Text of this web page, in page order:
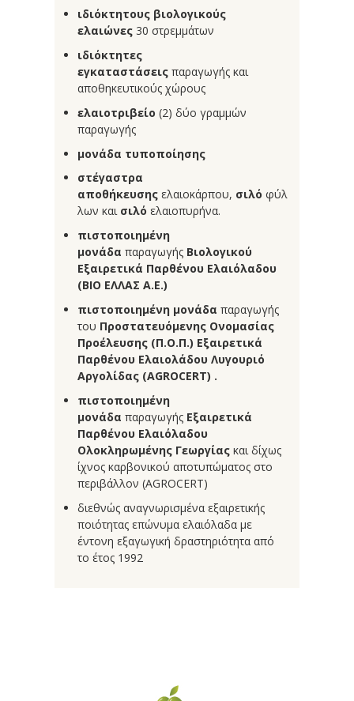
ιδιόκτητους βιολογικούς
ελαιώνες 30 στρεμμάτων
ιδιόκτητες
εγκαταστάσεις παραγωγής και
αποθηκευτικούς χώρους
ελαιοτριβείο (2) δύο γραμμών
παραγωγής
μονάδα τυποποίησης
στέγαστρα
αποθήκευσης ελαιοκάρπου, σιλό φύλ
λων και σιλό ελαιοπυρήνα.
πιστοποιημένη
μονάδα παραγωγής Βιολογικού
Εξαιρετικά Παρθένου Ελαιόλαδου
(ΒΙΟ ΕΛΛΑΣ Α.Ε.)
πιστοποιημένη μονάδα παραγωγής
του Προστατευόμενης Ονομασίας
Προέλευσης (Π.Ο.Π.) Εξαιρετικά
Παρθένου Ελαιολάδου Λυγουριό
Αργολίδας (AGROCERT) .
πιστοποιημένη
μονάδα παραγωγής Εξαιρετικά
Παρθένου Ελαιόλαδου
Ολοκληρωμένης Γεωργίας και δίχως
ίχνος καρβονικού αποτυπώματος στο
περιβάλλον (AGROCERT)
διεθνώς αναγνωρισμένα εξαιρετικής
ποιότητας επώνυμα ελαιόλαδα με
έντονη εξαγωγική δραστηριότητα από
το έτος 1992